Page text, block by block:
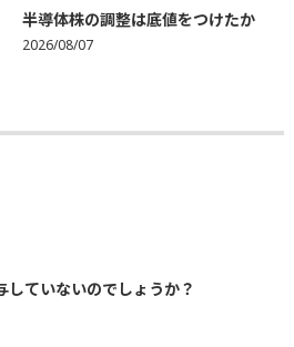
半導体株の調整は底値をつけたか
2026/08/07
していないのでしょうか？